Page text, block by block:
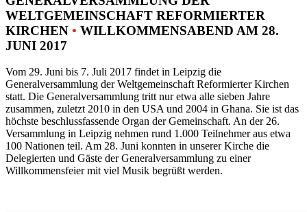
WELTGEMEINSCHAFT REFORMIERTER
KIRCHEN • WILLKOMMENSABEND AM 28.
JUNI 2017
Vom 29. Juni bis 7. Juli 2017 findet in Leipzig die
Generalversammlung der Weltgemeinschaft Reformierter Kirchen
statt. Die Generalversammlung tritt nur etwa alle sieben Jahre
zusammen, zuletzt 2010 in den USA und 2004 in Ghana. Sie ist das
höchste beschlussfassende Organ der Gemeinschaft. An der 26.
Versammlung in Leipzig nehmen rund 1.000 Teilnehmer aus etwa
100 Nationen teil. Am 28. Juni konnten in unserer Kirche die
Delegierten und Gäste der Generalversammlung zu einer
Willkommensfeier mit viel Musik begrüßt werden.